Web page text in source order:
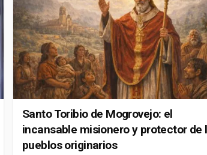
Santo Toribio de Mogrovejo: el
incansable misionero y protector de
pueblos originarios